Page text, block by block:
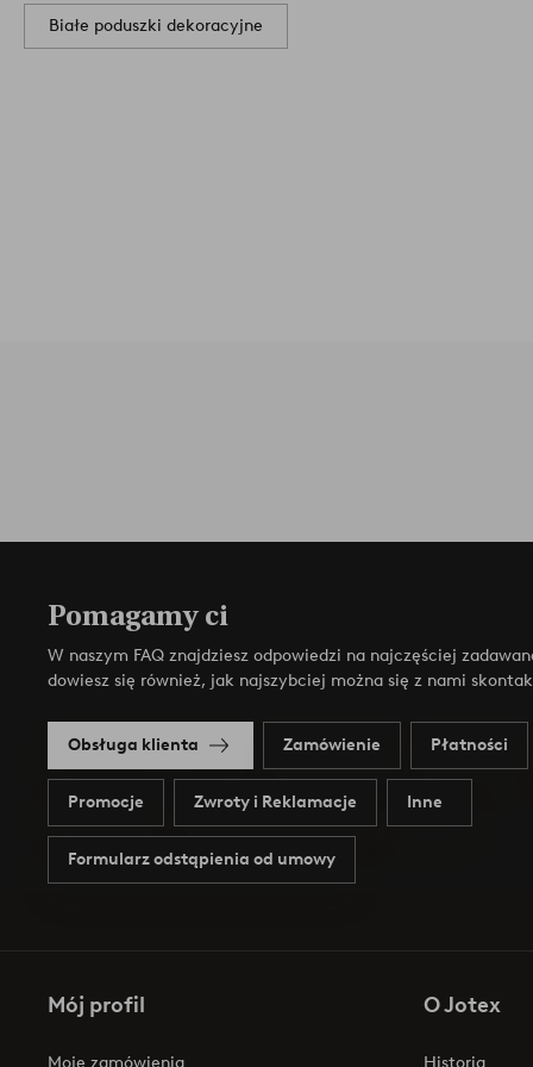
Białe poduszki dekoracyjne
Pomagamy ci
W naszym FAQ znajdziesz odpowiedzi na najczęściej
dowiesz się również, jak najszybciej można się z nami
Obsługa klienta Zamówienie Płatności
Promocje Zwroty i Reklamacje Inne
Formularz odstąpienia od umowy
Mój profil
Moje zamówienia
O Jotex
Historia